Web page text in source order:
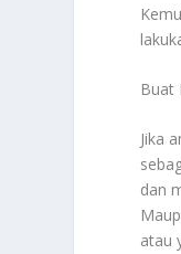
Buat
Jika
dan
atau